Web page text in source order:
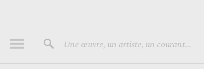
Une œuvre, un artiste, un courant...